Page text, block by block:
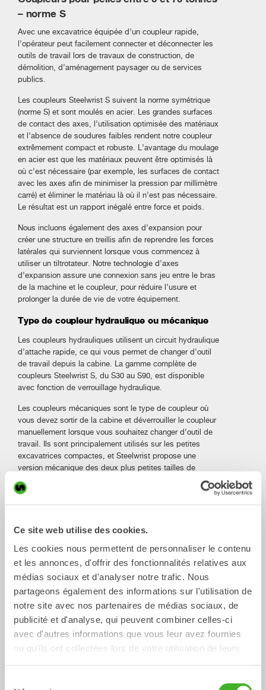
Ce site web utilise des cookies.
Les cookies nous permettent de personnaliser le contenu
et les annonces, d'offrir des fonctionnalités relatives aux
médias sociaux et d'analyser notre trafic. Nous
partageons également des informations sur l'utilisation de
notre site avec nos partenaires de médias sociaux, de
publicité et d'analyse, qui peuvent combiner celles-ci
avec d'autres informations que vous leur avez fournies
ou qu'ils ont collectées lors de votre utilisation de leurs
– norme S
Avec une excavatrice équipée d’un coupleur rapide,
l’opérateur peut facilement connecter et déconnecter les
outils de travail lors de travaux de construction, de
démolition, d’aménagement paysager ou de services
publics.
Les coupleurs Steelwrist S suivent la norme symétrique
(norme S) et sont moulés en acier. Les grandes surfaces
de contact des axes, l’utilisation optimisée des matériaux
et l’absence de soudures faibles rendent notre coupleur
extrêmement compact et robuste. L’avantage du moulage
en acier est que les matériaux peuvent être optimisés là
où c’est nécessaire (par exemple, les surfaces de contact
avec les axes afin de minimiser la pression par millimètre
carré) et éliminer le matériau là où il n’est pas nécessaire.
Le résultat est un rapport inégalé entre force et poids.
Nous incluons également des axes d’expansion pour
créer une structure en treillis afin de reprendre les forces
latérales qui surviennent lorsque vous commencez à
utiliser un tiltrotateur. Notre technologie d’axes
d’expansion assure une connexion sans jeu entre le bras
de la machine et le coupleur, pour réduire l’usure et
prolonger la durée de vie de votre équipement.
Type de coupleur hydraulique ou mécanique
Les coupleurs hydrauliques utilisent un circuit hydraulique
d’attache rapide, ce qui vous permet de changer d’outil
de travail depuis la cabine. La gamme complète de
coupleurs Steelwrist S, du S30 au S90, est disponible
avec fonction de verrouillage hydraulique.
Les coupleurs mécaniques sont le type de coupleur où
vous devez sortir de la cabine et déverrouiller le coupleur
manuellement lorsque vous souhaitez changer d’outil de
travail. Ils sont principalement utilisés sur les petites
excavatrices compactes, et Steelwrist propose une
version mécanique des deux plus petites tailles de
coupleurs, S30 et S40.
Les coupleurs de machine Steelwrist et les coupleurs
tiltrotateurs sont livrés avec LockSense, Front Pin Lock ou
Front Pin Hook,
des solutions de sécurité
indépendantes
de la machine qui fonctionnent sur toutes les types
d’excavatrices, qu’elles soient petites, grandes, neuves
ou d’occasion. Toutes les solutions sont conformes aux
réglementations internationales de sécurité telles que
EN474 et ISO13031.
Possibilité de passer du type de coupleur
hydraulique S au type de coupleur
automatique SQ